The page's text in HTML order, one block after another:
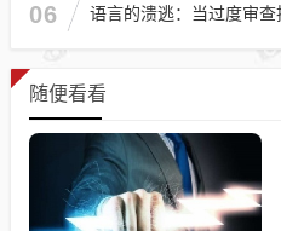
06 语言的溃逃：当过度审查
随便看看